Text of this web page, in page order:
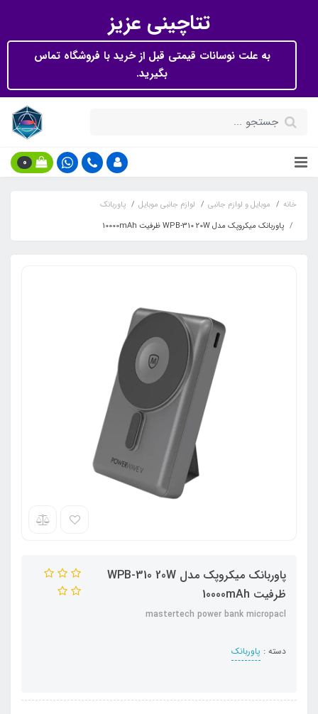
تتاچینی عزیز
به علت نوسانات قیمتی قبل از خرید با فروشگاه تماس
بگیرید.
0
خانه موبایل و لوازم جانبی لوازم جانبی موبایل
پاوربانک
پاوربانک میکروپک مدل WPB-310 20W ظرفیت 10000mAh
پاوربانک میکروپک مدل WPB-310 20W
ظرفیت 10000mAh
mastertech power bank micropacl
دسته : پاوربانک